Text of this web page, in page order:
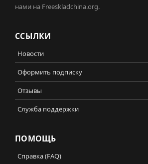
нами на Freeskladchina.org.
ССЫЛКИ
Новости
Оформить подписку
Отзывы
Служба поддержки
ПОМОЩЬ
Справка (FAQ)